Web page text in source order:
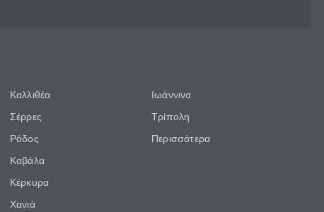
Καλλιθέα
Σέρρες
Ρόδος
Καβάλα
Κέρκυρα
Χανιά
Ιωάννινα
Τρίπολη
Περισσότερα